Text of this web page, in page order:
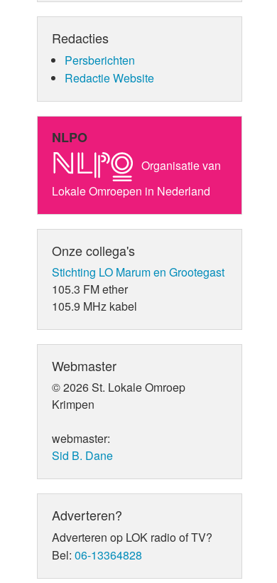
Redacties
Persberichten
Redactie Website
NLPO
Organisatie van
Lokale Omroepen in Nederland
Onze collega's
Stichting LO Marum en Grootegast
105.3 FM ether
105.9 MHz kabel
Webmaster
© 2026 St. Lokale Omroep
Krimpen
webmaster:
Sid B. Dane
Adverteren?
Adverteren op LOK radio of TV?
Bel:06-13364828